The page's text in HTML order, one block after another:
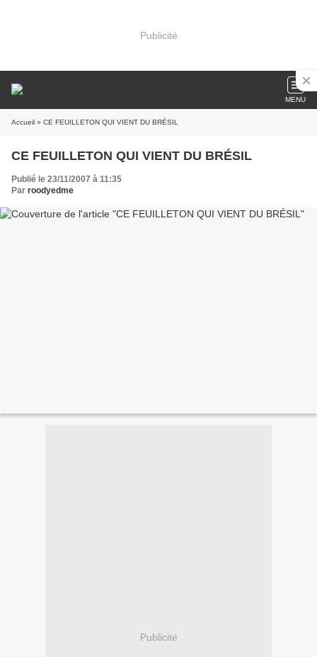
Publicité
MENU
Accueil » CE FEUILLETON QUI VIENT DU BRÉSIL
CE FEUILLETON QUI VIENT DU BRÉSIL
Publié le 23/11/2007 à 11:35
Par roodyedme
Publicité